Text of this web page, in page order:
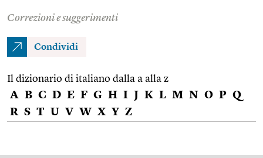
Correzioni e suggerimenti
Condividi
Il dizionario di italiano dalla a alla z
A B C D E F G H I J K L M N O P Q
R S T U V W X Y Z